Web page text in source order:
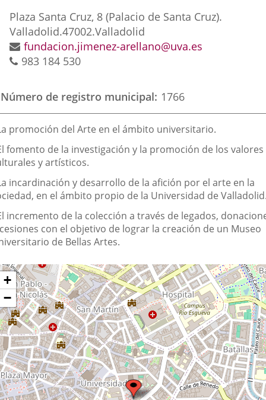
externa.externa.
Dirección
postal
Plaza Santa Cruz, 8 (Palacio de Santa Cruz).
Valladolid.47002.Valladolid
Dirección
de
electrónico
fundacion.jimenez-arellano@uva.es
Teléfonos
983 184 530
Número de registro municipal 1766
promoción del Arte en el ámbito universitario.
fomento de la investigación y la promoción de los valores
y artísticos.
incardinación y desarrollo de la afición por el arte en la
en el ámbito propio de la Universidad de
incremento de la colección a través de legados,
con el objetivo de lograr la creación de un Museo
de Bellas Artes.
+
−